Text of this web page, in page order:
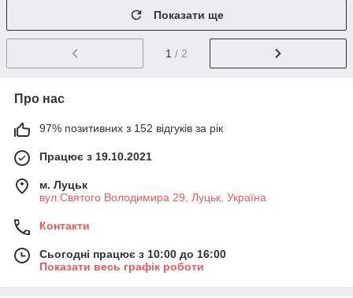
Показати ще
1 / 2
Про нас
97% позитивних з 152 відгуків за рік
Працює з 19.10.2021
м. Луцьк
вул.Святого Володимира 29, Луцьк, Україна
Контакти
Сьогодні працює з 10:00 до 16:00
Показати весь графік роботи